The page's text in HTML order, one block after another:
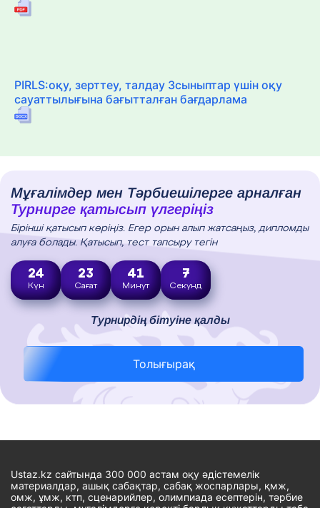
PIRLS:оқу, зерттеу, талдау 3сыныптар үшін оқу
сауаттылығына бағытталған бағдарлама
Мұғалімдер мен Тәрбиешілерге арналған
Турнирге қатысып үлгеріңіз
Бірінші қатысып көріңіз. Егер орын алып жатсаңыз, дипломды
алуға болады. Қатысып, тест тапсыру тегін
24
Күн
23
Сағат
41
Минут
6
Секунд
Турнирдің бітуіне қалды
Толығырақ
Ustaz.kz сайтында 300 000 астам оқу әдістемелік
материалдар, ашық сабақтар, сабақ жоспарлары, қмж,
омж, ұмж, ктп, сценарийлер, олимпиада есептерін, тәрбие